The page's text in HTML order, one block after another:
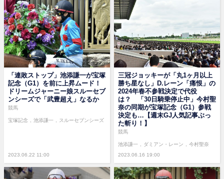
「連敗ストップ」池添謙一が宝塚
記念（G1）を前に上昇ムード！
ドリームジャーニー娘スルーセブ
ンシーズで「武豊超え」なるか
2023.06.22 11:00
競馬
宝塚記念 池添謙一 スルーセブンシーズ
三冠ジョッキーが「丸1ヶ月以上
勝ち星なし」D.レーン「痛恨」の
2024年春不参戦決定で代役
は？ 「30日騎乗停止中」今村聖
奈の同期が宝塚記念（G1）参戦
決定も…【週末GJ人気記事ぶっ
た斬り！】
2023.06.16 19:00
競馬
池添謙一 ダミアン・レーン 今村聖奈